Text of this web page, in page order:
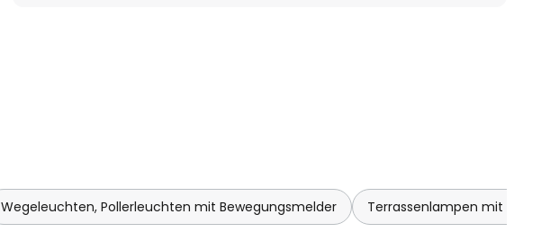
Wegeleuchten, Pollerleuchten mit Bewegungsmelder Terrassenlampen mit